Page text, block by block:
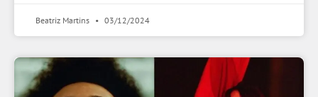
Beatriz Martins 03/12/2024